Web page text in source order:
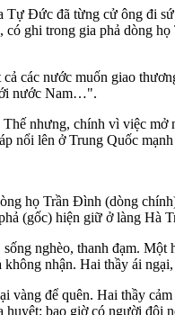
Đức đã từng cử ông đi
ghi trong gia phả dòng
các nước muốn giao
nước Nam…".
nhưng, chính vì việc
nổi lên ở Trung Quốc
họ Trần Đình (dòng
(gốc) hiện giữ ở làng Hà
nghèo, thanh đạm.
nhận. Hai thầy ái
vàng để quên. Hai thầy
bao giờ có người đội